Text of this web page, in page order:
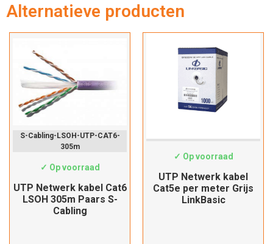
Alternatieve producten
S-Cabling-LSOH-UTP-CAT6-
305m
✓ Op voorraad
UTP Netwerk kabel Cat6
LSOH 305m Paars S-
Cabling
✓ Op voorraad
UTP Netwerk kabel
Cat5e per meter Grijs
LinkBasic